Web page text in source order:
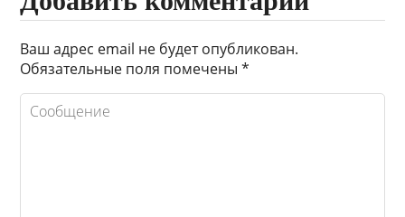
Ваш адрес email не будет опубликован.
Обязательные поля помечены*